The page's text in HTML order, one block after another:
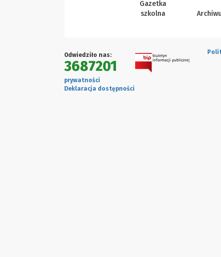
Gazetka
szkolna
Odwiedziło nas:
3687201
prywatności
Deklaracja dostępności